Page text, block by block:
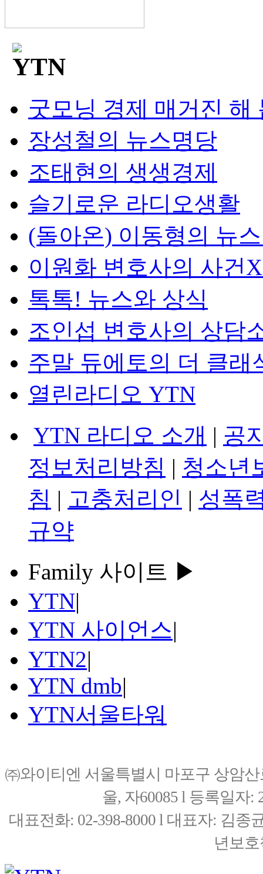
굿모닝 경제 매거진 해
장성철의 뉴스명당
조태현의 생생경제
슬기로운 라디오생활
(돌아온) 이동형의 뉴
이원화 변호사의 사건
톡톡! 뉴스와 상식
조인섭 변호사의 상담
주말 듀에토의 더 클래
열린라디오 YTN
YTN 라디오 소개 | 공
정보처리방침 | 청소년
침 | 고충처리인 | 성폭
규약
Family 사이트 ▶
YTN|
YTN 사이언스|
YTN2|
YTN dmb|
YTN서울타워
㈜와이티엔 서울특별시 마포구 상암
울, 자60085 l 등록일자:
대표전화: 02-398-8000 l 대표자: 김종
년보